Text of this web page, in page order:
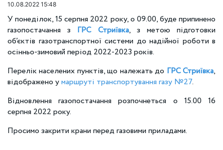
10.08.2022 15:48
У понеділок, 15 серпня 2022 року, о 09.00, буде припинено
газопостачання з ГРС Стриївка, з метою підготовки
об’єктів газотранспортної системи до надійної роботи в
осінньо-зимовий період 2022-2023 років.
Перелік населених пунктів, що належать до ГРС Стриївка,
відображено умаршруті транспортування газу №27.
Відновлення газопостачання розпочнеться о 15.00 16
серпня 2022 року.
Просимо закрити крани перед газовими приладами.